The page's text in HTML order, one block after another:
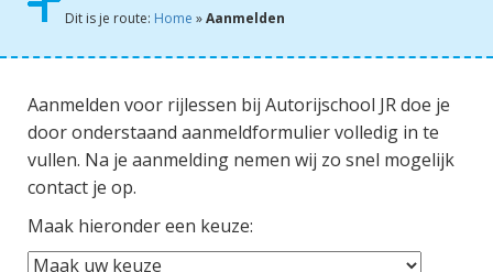
Dit is je route: Home »Aanmelden
Aanmelden voor rijlessen bij Autorijschool JR doe je
door onderstaand aanmeldformulier volledig in te
vullen. Na je aanmelding nemen wij zo snel mogelijk
contact je op.
Maak hieronder een keuze: